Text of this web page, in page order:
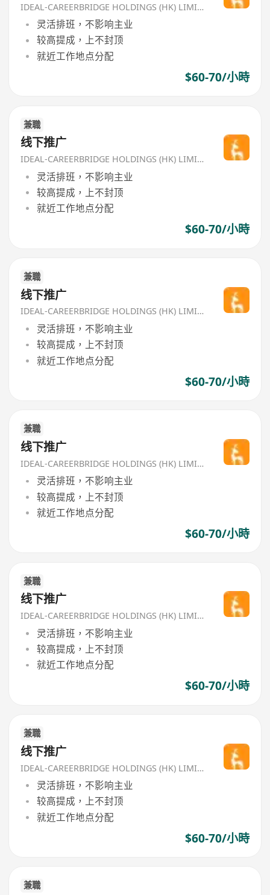
IDEAL-CAREERBRIDGE HOLDINGS (HK) LIMITED
灵活排班，不影响主业
较高提成，上不封顶
就近工作地点分配
$60-70/小時
兼職
线下推广
IDEAL-CAREERBRIDGE HOLDINGS (HK) LIMITED
灵活排班，不影响主业
较高提成，上不封顶
就近工作地点分配
$60-70/小時
兼職
线下推广
IDEAL-CAREERBRIDGE HOLDINGS (HK) LIMITED
灵活排班，不影响主业
较高提成，上不封顶
就近工作地点分配
$60-70/小時
兼職
线下推广
IDEAL-CAREERBRIDGE HOLDINGS (HK) LIMITED
灵活排班，不影响主业
较高提成，上不封顶
就近工作地点分配
$60-70/小時
兼職
线下推广
IDEAL-CAREERBRIDGE HOLDINGS (HK) LIMITED
灵活排班，不影响主业
较高提成，上不封顶
就近工作地点分配
$60-70/小時
兼職
线下推广
IDEAL-CAREERBRIDGE HOLDINGS (HK) LIMITED
灵活排班，不影响主业
较高提成，上不封顶
就近工作地点分配
$60-70/小時
兼職